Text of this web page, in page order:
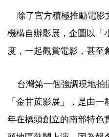
除了官方積極推動電影
機構自辦影展，企圖以「
度，一起觀賞電影，甚至
台灣第一個強調現地拍
「金甘蔗影展」，是由
年在橋頭創立的南部特色